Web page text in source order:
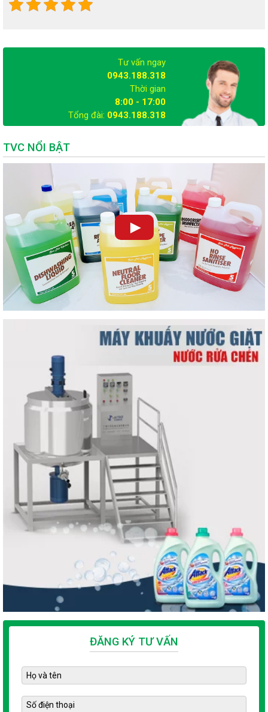
Thành phần trong công nghệ nước giặt
Để vừa có thể tìm hiểu về thành phần trong công nghệ nước giặt
hữu cơ, vừa so sánh được 2 loại nước giặt hiện nay, hãy xem
bảng so sánh dưới đây!
NƯỚC GIẶT HỮU CƠ
THÔNG
THƯỜNG
Thành phần trong công nghệ nước giặt hữu
cơ sử dụng chính là từ nguồn gốc thiên
nhiên, thực vật. Chính vì vậy, công nghệ
này tự tin không làm tổn hại đến sức khỏe
con người. Mặt khác còn đảm bảo thân
thiện với môi trường.
Vì được làm từ các thành phần hữu cơ có
nguồn gốc sinh học nên nước giặt hữu cơ
không có quá nhiều bọt, thích hợp sử dụng
cho cả giặt máy và giặt tay. Các loại nước
giặt thông thường sẽ có nhiều bọt hơn vì
có chứa hàm lượng lớn flour, phốt phát,…
Sử dụng thường xuyên sẽ gây khô da và
có ảnh hưởng không tốt tới chất liệu quần
Thành phần
Sodium Alkyl
Ethoxylate
Sulfate
Chất tạo màu
Chất thơm công
Ngoài ra, nhiều chuyên gia đã nhận định rằng, đối với nước giặt
giặt thông thường cũng được tạo bọt rất tốt. Tuy nhiên với
Tư vấn ngay
0943.188.318
Thời gian
8:00 - 17:00
Tổng đài: 0943.188.318
TVC NỔI BẬT
►
ĐĂNG KÝ TƯ VẤN